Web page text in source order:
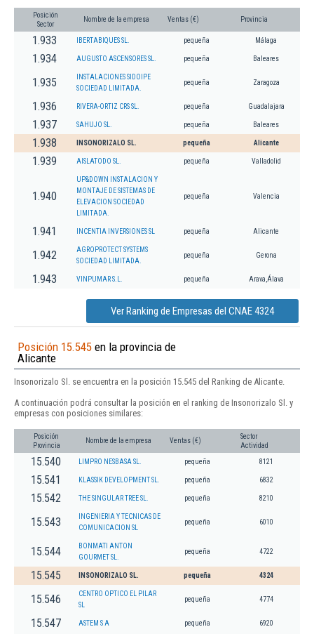
Posición
Sector
Nombre de la empresa Ventas (€) Provincia
1.933 IBERTABIQUES SL. pequeña Málaga
1.934 AUGUSTO ASCENSORES SL. pequeña Baleares
1.935
INSTALACIONES SIDOIPE
SOCIEDAD LIMITADA.
pequeña Zaragoza
1.936 RIVERA-ORTIZ CRS SL. pequeña Guadalajara
1.937 SAHUJO SL. pequeña Baleares
1.938 INSONORIZALO SL. pequeña Alicante
1.939 AISLATODO SL. pequeña Valladolid
1.940
UP&DOWN INSTALACION Y
MONTAJE DE SISTEMAS DE
ELEVACION SOCIEDAD
LIMITADA.
pequeña Valencia
1.941 INCENTIA INVERSIONES SL pequeña Alicante
1.942
AGROPROTECT SYSTEMS
SOCIEDAD LIMITADA.
pequeña Gerona
1.943 VINPUMAR S.L. pequeña Arava,Álava
Ver Ranking de Empresas del CNAE 4324
Posición 15.545 en la provincia de
Alicante
Insonorizalo Sl. se encuentra en la posición 15.545 del Ranking de Alicante.
A continuación podrá consultar la posición en el ranking de Insonorizalo Sl. y
empresas con posiciones similares:
Posición
Provincia
Nombre de la empresa Ventas (€)
Sector
Actividad
15.540 LIMPRO NESBASA SL. pequeña 8121
15.541 KLASSIK DEVELOPMENT SL. pequeña 6832
15.542 THE SINGULAR TREE SL. pequeña 8210
15.543
INGENIERIA Y TECNICAS DE
COMUNICACION SL
pequeña 6010
15.544
BONMATI ANTON
GOURMET SL.
pequeña 4722
15.545 INSONORIZALO SL. pequeña 4324
15.546
CENTRO OPTICO EL PILAR
SL
pequeña 4774
15.547 ASTEM S A pequeña 6920